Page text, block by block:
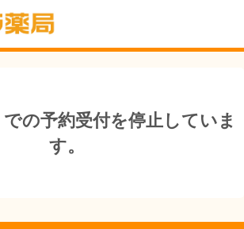
の予約受付を停止していま
す。